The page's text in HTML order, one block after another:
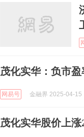
茂化实华：负市
网易号 金融界 2025-04-15
茂化实华股价上